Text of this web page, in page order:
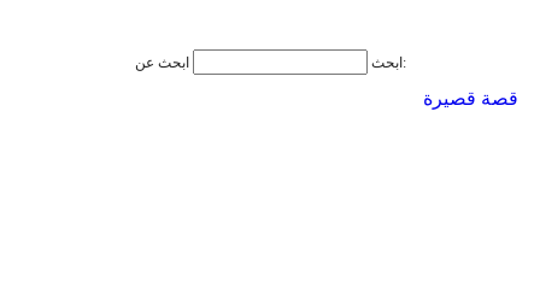
ابحث ابحث عن:
قصة قصيرة